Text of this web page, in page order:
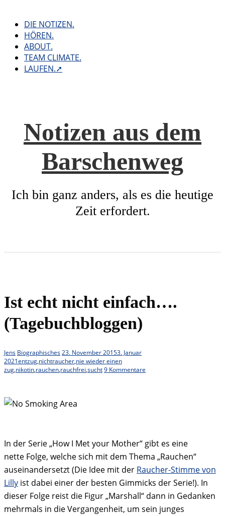
contentDIE NOTIZEN.
HÖREN.
ABOUT.
TEAM CLIMATE.
LAUFEN.➚
Notizen aus dem
Barschenweg
Ich bin ganz anders, als es die heutige
Zeit erfordert.
Ist echt nicht einfach….
(Tagebuchbloggen)
Jens Biographisches23. November 20153. Januar
2021entzug,nichtraucher,nie wieder einen
zug,nikotin,rauchen,rauchfrei,sucht9 Kommentare
In der Serie „How I Met your Mother“ gibt es eine
nette Folge, welche sich mit dem Thema „Rauchen“
auseinandersetzt (Die Idee mit der Raucher-Stimme von
Lilly ist dabei einer der besten Gimmicks der Serie!). In
dieser Folge reist die Figur „Marshall“ dann in Gedanken
mehrmals in die Vergangenheit, um sein junges